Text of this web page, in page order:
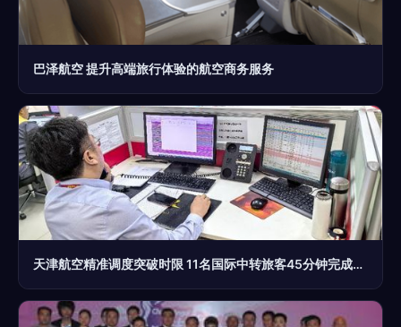
巴泽航空 提升高端旅行体验的航空商务服务
天津航空精准调度突破时限 11名国际中转旅客45分钟完成保障